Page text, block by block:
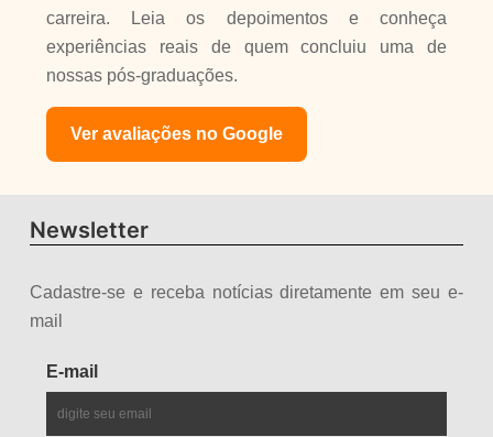
carreira. Leia os depoimentos e conheça
experiências reais de quem concluiu uma de
nossas pós-graduações.
Ver avaliações no Google
Newsletter
Cadastre-se e receba notícias diretamente em seu e-
mail
E-mail